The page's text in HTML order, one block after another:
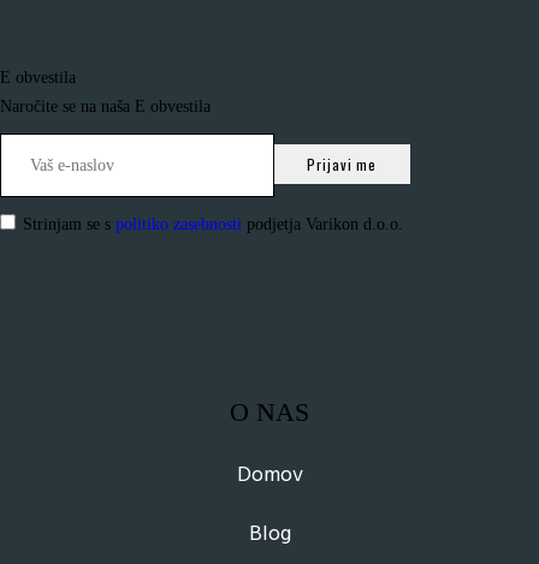
E obvestila
Naročite se na naša E obvestila
Strinjam se s politiko zasebnosti podjetja Varikon d.o.o.
O NAS
Domov
Blog